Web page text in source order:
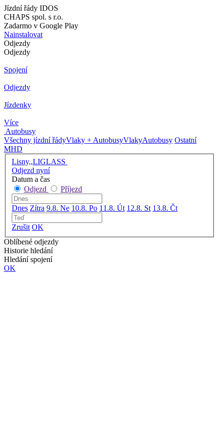
Jízdní řády IDOS
CHAPS spol. s r.o.
Zadarmo v Google Play
Nainstalovat
Odjezdy
Odjezdy
Spojení
Odjezdy
Jízdenky
Více
Autobusy
Všechny jízdní řádyVlaky + AutobusyVlakyAutobusy Ostatní
MHD
Lisny,,LIGLASS
Odjezd nyní
Datum a čas
Odjezd
Příjezd
Dnes Zítra 9.8. Ne 10.8. Po 11.8. Út 12.8. St 13.8. Čt
Zrušit OK
Oblíbené odjezdy
Historie hledání
Hledání spojení
OK